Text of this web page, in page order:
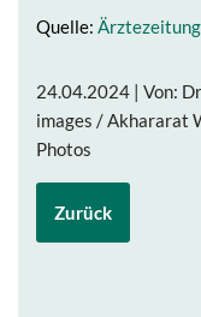
Quelle: Ärztezeitung
24.04.2024 | Von:
images / Akhararat
Photos
Zurück